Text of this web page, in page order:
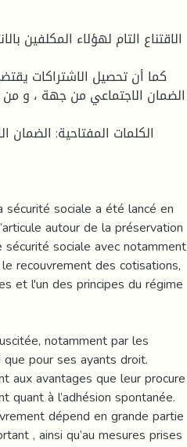
الضمان الاجتماعي من جهة ، و
الكلمات المفتاحية: الضمان
sociale a été lancé en
autour de la préservation
sociale avec notamment
recouvrement des cotisations,
et l'un des principes du régime
notamment par les
pour ses ayants droit.
aux avantages que leur procure
à l’adhésion spontanée.
dépend en grande partie
, ainsi qu’au mesures prises